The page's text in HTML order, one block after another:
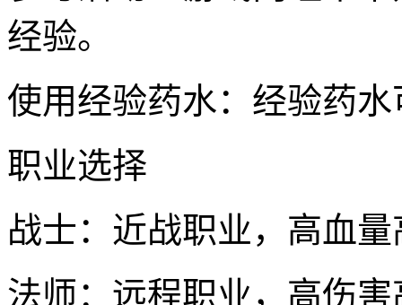
经验。
使用经验药水：经验药
职业选择
战士：近战职业，高血
法师：远程职业，高伤